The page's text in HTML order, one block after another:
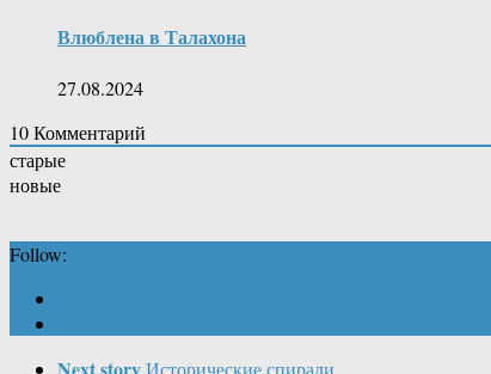
Влюблена в Талахона
27.08.2024
10Комментарий
старые
новые
Follow: